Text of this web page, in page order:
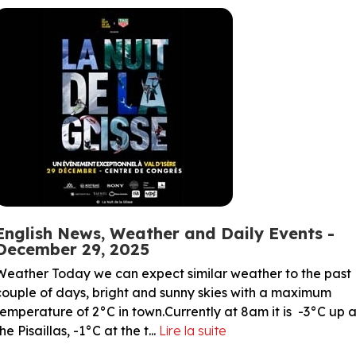
News, Weather and Daily Events -
29, 2025
Today we can expect similar weather to the past
of days, bright and sunny skies with a maximum
of 2°C in town.Currently at 8am it is -3°C up
Pisaillas, -1°C at the t... Lire la suite